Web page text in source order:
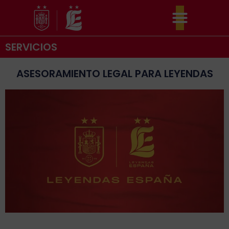
contenido
SERVICIOS
ASESORAMIENTO LEGAL PARA LEYENDAS